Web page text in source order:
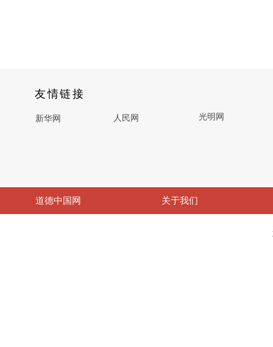
人民网
新华网
友情链接
光明网
道德中国网 关于我们